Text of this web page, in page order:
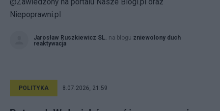
Niepoprawni.pl
Jarosław Ruszkiewicz SL. na blogu zniewolony duch
reaktywacja
POLITYKA 8.07.2026, 21:59